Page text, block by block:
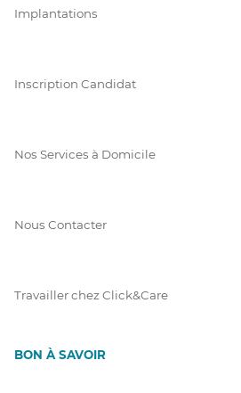
Implantations
Inscription Candidat
Nos Services à Domicile
Nous Contacter
Travailler chez Click&Care
BON À SAVOIR